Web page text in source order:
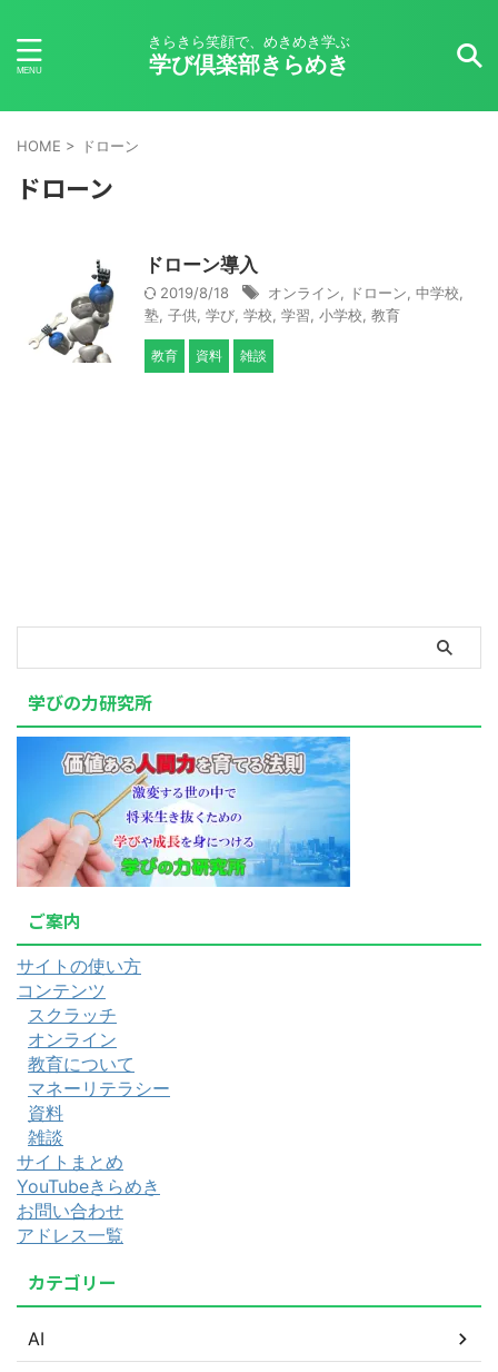
きらきら笑顔で、めきめき学ぶ
学び倶楽部きらめき
HOME > ドローン
ドローン
ドローン導入
2019/8/18 オンライン ドローン 中学校
塾 子供 学び 学校 学習 小学校 教育
教育 資料 雑談
学びの力研究所
ご案内
サイトの使い方
コンテンツ
スクラッチ
オンライン
教育について
マネーリテラシー
資料
雑談
サイトまとめ
YouTubeきらめき
お問い合わせ
アドレス一覧
カテゴリー
AI